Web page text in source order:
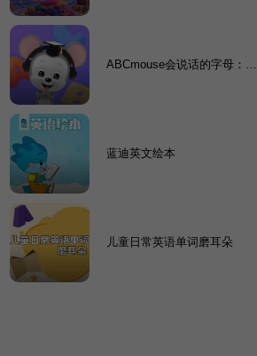
ABCmouse会说话的字母：零
蓝迪英文绘本
儿童日常英语单词磨耳朵